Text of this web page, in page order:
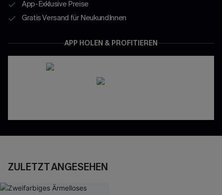
App-Exklusive Preise
Gratis Versand für NeukundInnen
APP HOLEN & PROFITIEREN
ZULETZT ANGESEHEN